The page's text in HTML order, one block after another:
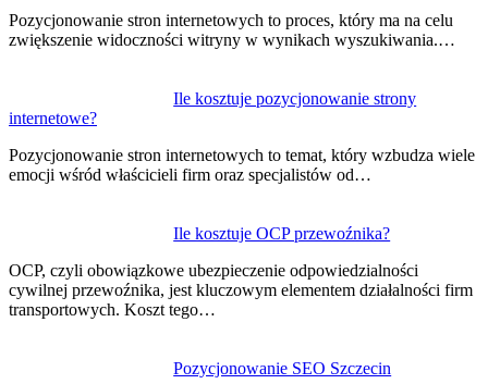
Pozycjonowanie stron internetowych to proces, który ma na celu
zwiększenie widoczności witryny w wynikach wyszukiwania.…
Ile kosztuje pozycjonowanie strony
internetowe?
Pozycjonowanie stron internetowych to temat, który wzbudza wiele
emocji wśród właścicieli firm oraz specjalistów od…
Ile kosztuje OCP przewoźnika?
OCP, czyli obowiązkowe ubezpieczenie odpowiedzialności
cywilnej przewoźnika, jest kluczowym elementem działalności firm
transportowych. Koszt tego…
Pozycjonowanie SEO Szczecin
wpisu